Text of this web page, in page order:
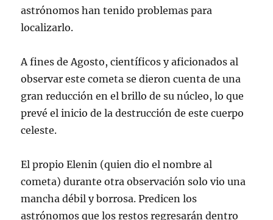
astrónomos han tenido problemas para
localizarlo.
A fines de Agosto, científicos y aficionados al
observar este cometa se dieron cuenta de una
gran reducción en el brillo de su núcleo, lo que
prevé el inicio de la destrucción de este cuerpo
celeste.
El propio Elenin (quien dio el nombre al
cometa) durante otra observación solo vio una
mancha débil y borrosa. Predicen los
astrónomos que los restos regresarán dentro